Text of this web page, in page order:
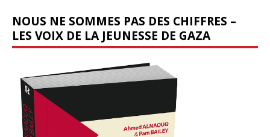
NOUS NE SOMMES PAS DES CHIFFRES –
LES VOIX DE LA JEUNESSE DE GAZA